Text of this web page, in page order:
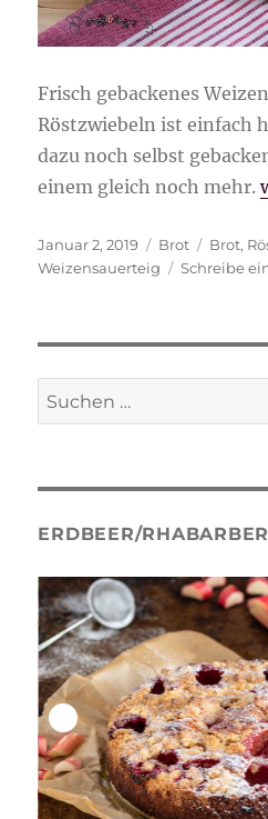
Frisch gebackenes
Röstzwiebeln ist einfach
dazu noch selbst
einem gleich noch mehr.
Veröffentlicht
am
Januar 2, 2019 Kategorien
Brot Brot,
Weizensauerteig
Schreibe
Suche
nach:
ERDBEER/